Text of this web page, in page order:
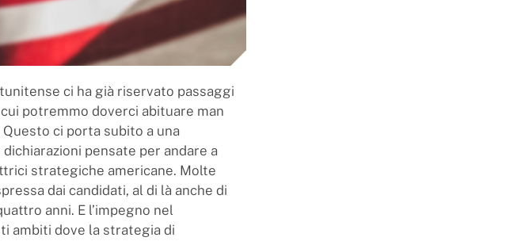
ci ha già riservato passaggi
potremmo doverci abituare man
ci porta subito a una
pensate per andare a
strategiche americane. Molte
dai candidati, al di là anche di
anni. E l’impegno nel
ambiti dove la strategia di